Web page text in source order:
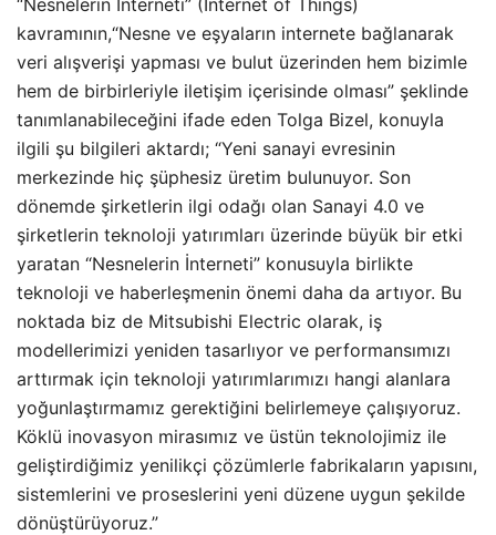
“Nesnelerin İnterneti” (Internet of Things)
kavramının,“Nesne ve eşyaların internete bağlanarak
veri alışverişi yapması ve bulut üzerinden hem bizimle
hem de birbirleriyle iletişim içerisinde olması” şeklinde
tanımlanabileceğini ifade eden Tolga Bizel, konuyla
ilgili şu bilgileri aktardı; “Yeni sanayi evresinin
merkezinde hiç şüphesiz üretim bulunuyor. Son
dönemde şirketlerin ilgi odağı olan Sanayi 4.0 ve
şirketlerin teknoloji yatırımları üzerinde büyük bir etki
yaratan “Nesnelerin İnterneti” konusuyla birlikte
teknoloji ve haberleşmenin önemi daha da artıyor. Bu
noktada biz de Mitsubishi Electric olarak, iş
modellerimizi yeniden tasarlıyor ve performansımızı
arttırmak için teknoloji yatırımlarımızı hangi alanlara
yoğunlaştırmamız gerektiğini belirlemeye çalışıyoruz.
Köklü inovasyon mirasımız ve üstün teknolojimiz ile
geliştirdiğimiz yenilikçi çözümlerle fabrikaların yapısını,
sistemlerini ve proseslerini yeni düzene uygun şekilde
dönüştürüyoruz.”